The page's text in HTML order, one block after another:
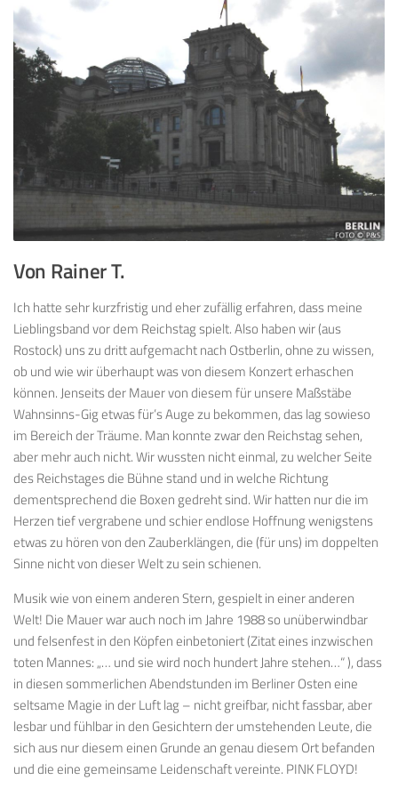
Von Rainer T.
Ich hatte sehr kurzfristig und eher zufällig erfahren, dass meine
Lieblingsband vor dem Reichstag spielt. Also haben wir (aus
Rostock) uns zu dritt aufgemacht nach Ostberlin, ohne zu wissen,
ob und wie wir überhaupt was von diesem Konzert erhaschen
können. Jenseits der Mauer von diesem für unsere Maßstäbe
Wahnsinns-Gig etwas für’s Auge zu bekommen, das lag sowieso
im Bereich der Träume. Man konnte zwar den Reichstag sehen,
aber mehr auch nicht. Wir wussten nicht einmal, zu welcher Seite
des Reichstages die Bühne stand und in welche Richtung
dementsprechend die Boxen gedreht sind. Wir hatten nur die im
Herzen tief vergrabene und schier endlose Hoffnung wenigstens
etwas zu hören von den Zauberklängen, die (für uns) im doppelten
Sinne nicht von dieser Welt zu sein schienen.
Musik wie von einem anderen Stern, gespielt in einer anderen
Welt! Die Mauer war auch noch im Jahre 1988 so unüberwindbar
und felsenfest in den Köpfen einbetoniert (Zitat eines inzwischen
toten Mannes: „… und sie wird noch hundert Jahre stehen…“ ), dass
in diesen sommerlichen Abendstunden im Berliner Osten eine
seltsame Magie in der Luft lag – nicht greifbar, nicht fassbar, aber
lesbar und fühlbar in den Gesichtern der umstehenden Leute, die
sich aus nur diesem einen Grunde an genau diesem Ort befanden
und die eine gemeinsame Leidenschaft vereinte. PINK FLOYD!